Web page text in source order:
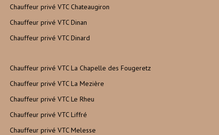
Chauffeur privé VTC Chateaugiron
Chauffeur privé VTC Dinan
Chauffeur privé VTC Dinard
Chauffeur privé VTC La Chapelle des Fougeretz
Chauffeur privé VTC La Mezière
Chauffeur privé VTC Le Rheu
Chauffeur privé VTC Liffré
Chauffeur privé VTC Melesse